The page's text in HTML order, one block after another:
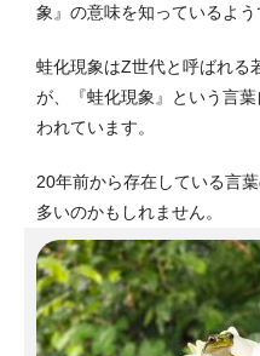
象』の意味を知っているよう
蛙化現象はZ世代と呼ばれる
が、『蛙化現象』という言
われています。
20年前から存在している言
多いのかもしれません。